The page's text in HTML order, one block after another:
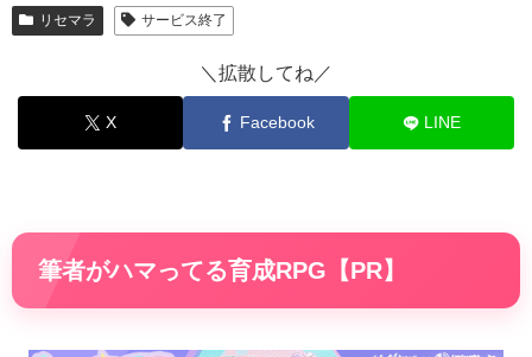
リセマラ サービス終了
＼拡散してね／
X Facebook LINE
筆者がハマってる育成RPG【PR】